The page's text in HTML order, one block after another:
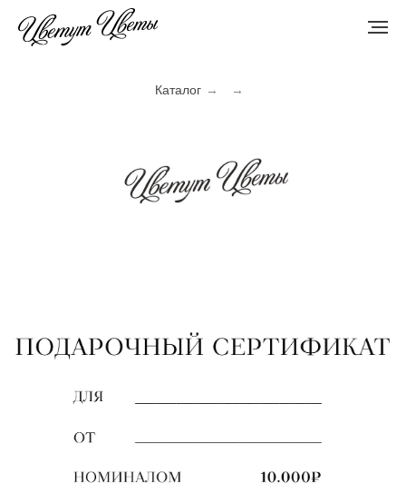
Каталог → →